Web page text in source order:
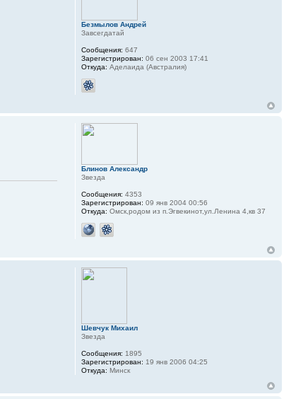
Безмылов Андрей
Завсегдатай
Сообщения: 647
Зарегистрирован: 06 сен 2003 17:41
Откуда: Аделаида (Австралия)
Блинов Александр
Звезда
Сообщения: 4353
Зарегистрирован: 09 янв 2004 00:56
Откуда: Омск,родом из п.Эгвекинот,ул.Ленина 4,кв 37
Шевчук Михаил
Звезда
Сообщения: 1895
Зарегистрирован: 19 янв 2006 04:25
Откуда: Минск